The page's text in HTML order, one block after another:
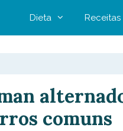
Dieta Receitas
comuns